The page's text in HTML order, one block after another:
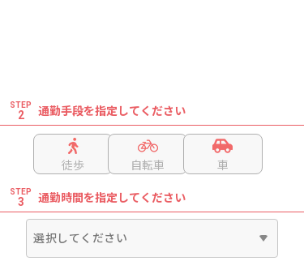
STEP
2 通勤手段を指定してください
徒歩 自転車 車
STEP
3 通勤時間を指定してください